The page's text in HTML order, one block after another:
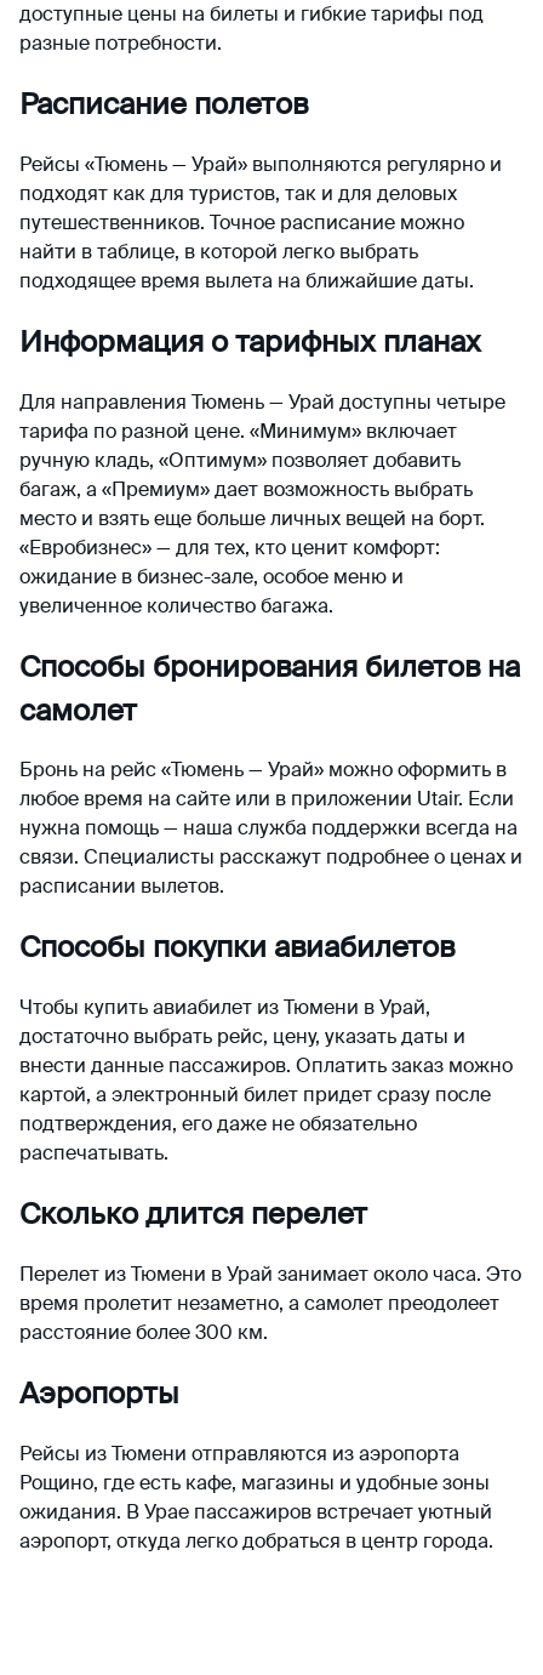
доступные цены на билеты и гибкие тарифы под
разные потребности.
Расписание полетов
Рейсы «Тюмень — Урай» выполняются регулярно и
подходят как для туристов, так и для деловых
путешественников. Точное расписание можно
найти в таблице, в которой легко выбрать
подходящее время вылета на ближайшие даты.
Информация о тарифных планах
Для направления Тюмень — Урай доступны четыре
тарифа по разной цене. «Минимум» включает
ручную кладь, «Оптимум» позволяет добавить
багаж, а «Премиум» дает возможность выбрать
место и взять еще больше личных вещей на борт.
«Евробизнес» — для тех, кто ценит комфорт:
ожидание в бизнес-зале, особое меню и
увеличенное количество багажа.
Способы бронирования билетов на
самолет
Бронь на рейс «Тюмень — Урай» можно оформить в
любое время на сайте или в приложении Utair. Если
нужна помощь — наша служба поддержки всегда на
связи. Специалисты расскажут подробнее о ценах и
расписании вылетов.
Способы покупки авиабилетов
Чтобы купить авиабилет из Тюмени в Урай,
достаточно выбрать рейс, цену, указать даты и
внести данные пассажиров. Оплатить заказ можно
картой, а электронный билет придет сразу после
подтверждения, его даже не обязательно
распечатывать.
Сколько длится перелет
Перелет из Тюмени в Урай занимает около часа. Это
время пролетит незаметно, а самолет преодолеет
расстояние более 300 км.
Аэропорты
Рейсы из Тюмени отправляются из аэропорта
Рощино, где есть кафе, магазины и удобные зоны
ожидания. В Урае пассажиров встречает уютный
аэропорт, откуда легко добраться в центр города.